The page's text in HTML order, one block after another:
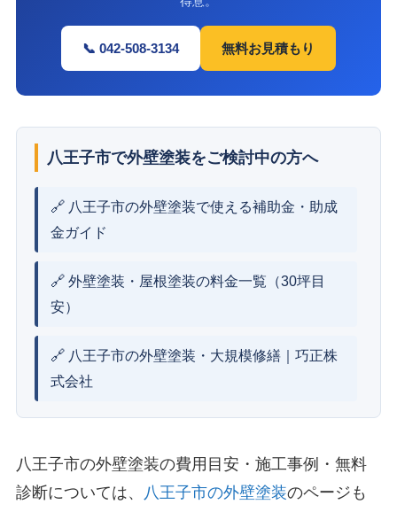
📞 042-508-3134 無料お見積もり
八王子市で外壁塗装をご検討中の方へ
🔗 八王子市の外壁塗装で使える補助金・助成
金ガイド
🔗 外壁塗装・屋根塗装の料金一覧（30坪目
安）
🔗 八王子市の外壁塗装・大規模修繕｜巧正株
式会社
八王子市の外壁塗装の費用目安・施工事例・無料
診断については、
八王子市の外壁塗装のページも